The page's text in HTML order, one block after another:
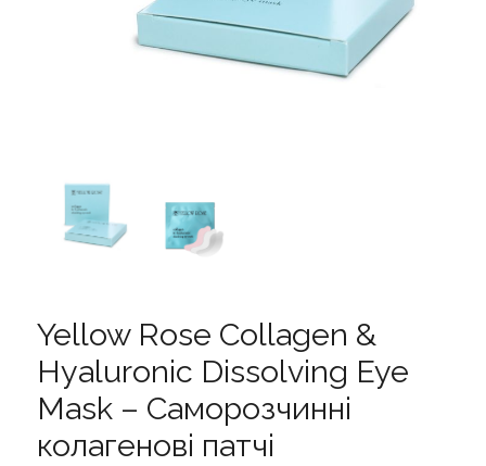
Yellow Rose Collagen &
Hyaluronic Dissolving Eye
Mask – Саморозчинні
колагенові патчі